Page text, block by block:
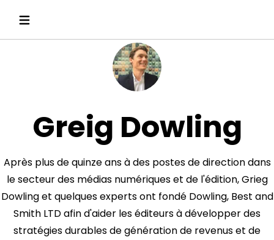
Greig Dowling
Après plus de quinze ans à des postes de direction dans
le secteur des médias numériques et de l'édition, Grieg
Dowling et quelques experts ont fondé Dowling, Best and
Smith LTD afin d'aider les éditeurs à développer des
stratégies durables de génération de revenus et de